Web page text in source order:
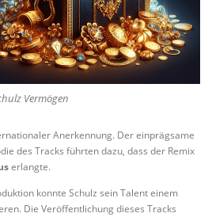
Vermögen
Anerkennung. Der einprägsame
des Tracks führten dazu, dass der Remix
erlangte.
konnte Schulz sein Talent einem
Die Veröffentlichung dieses Tracks